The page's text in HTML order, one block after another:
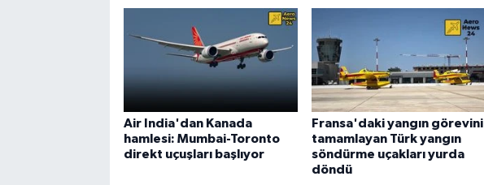
Air India'dan Kanada
hamlesi: Mumbai-Toronto
direkt uçuşları başlıyor
Fransa'daki yangın görevini
tamamlayan Türk yangın
söndürme uçakları yurda
döndü